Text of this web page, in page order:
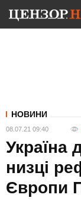
НОВИНИ
08.07.21 09:40
Україна
низці
Європи